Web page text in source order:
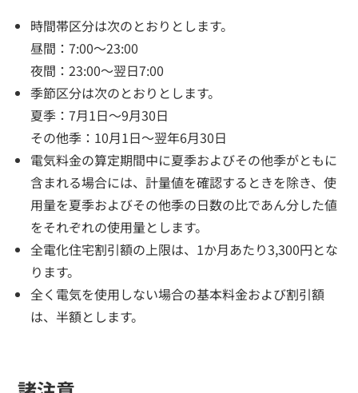
時間帯区分は次のとおりとします。
昼間：7:00〜23:00
夜間：23:00〜翌日7:00
季節区分は次のとおりとします。
夏季：7月1日～9月30日
その他季：10月1日～翌年6月30日
電気料金の算定期間中に夏季およびその他季がともに
含まれる場合には、計量値を確認するときを除き、使
用量を夏季およびその他季の日数の比であん分した値
をそれぞれの使用量とします。
全電化住宅割引額の上限は、1か月あたり3,300円とな
ります。
全く電気を使用しない場合の基本料金および割引額
は、半額とします。